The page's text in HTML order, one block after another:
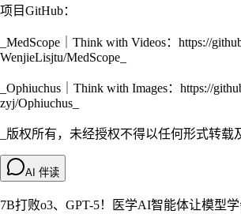
项目GitHub：
_MedScope｜Think with Videos：https://
WenjieLisjtu/MedScope_
_Ophiuchus｜Think with Images：https://
zyj/Ophiuchus_
_版权所有，未经授权不得以任何形式转载
AI 伴读
7B打败o3、GPT-5！医学AI智能体让模型